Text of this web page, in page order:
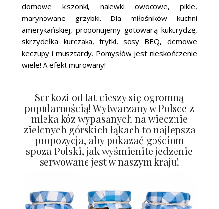
domowe kiszonki, nalewki owocowe, pikle,
marynowane grzybki. Dla miłośników kuchni
amerykańskiej, proponujemy gotowaną kukurydzę,
skrzydełka kurczaka, frytki, sosy BBQ, domowe
keczupy i musztardy. Pomysłów jest nieskończenie
wiele! A efekt murowany!
Ser kozi od lat cieszy się ogromną
popularnością! Wytwarzany w Polsce z
mleka kóz wypasanych na wiecznie
zielonych górskich łąkach to najlepsza
propozycja, aby pokazać gościom
spoza Polski, jak wyśmienite jedzenie
serwowane jest w naszym kraju!